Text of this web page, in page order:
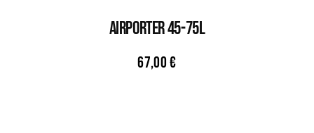
AIRPORTER 45-75L
67,00€